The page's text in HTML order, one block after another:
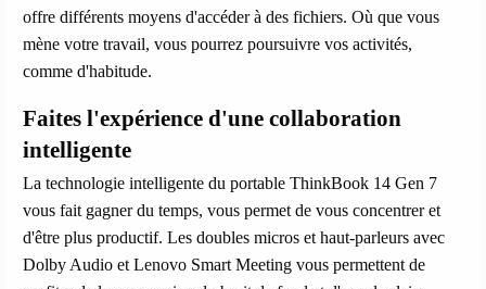
offre différents moyens d'accéder à des fichiers. Où que vous
mène votre travail, vous pourrez poursuivre vos activités,
comme d'habitude.
Faites l'expérience d'une collaboration
intelligente
La technologie intelligente du portable ThinkBook 14 Gen 7
vous fait gagner du temps, vous permet de vous concentrer et
d'être plus productif. Les doubles micros et haut-parleurs avec
Dolby Audio et Lenovo Smart Meeting vous permettent de